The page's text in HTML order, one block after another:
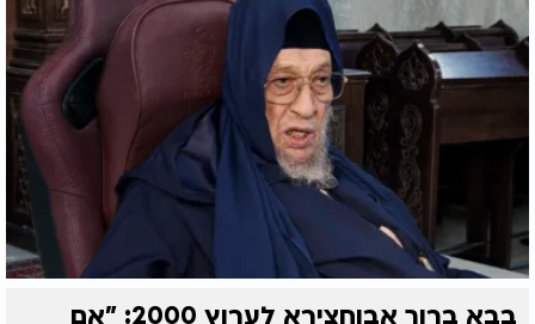
בבא ברוך אבוחצירא לערוץ 2000: "אם